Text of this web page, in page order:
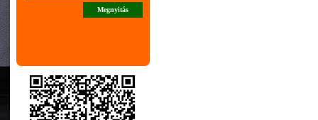
Megnyitás